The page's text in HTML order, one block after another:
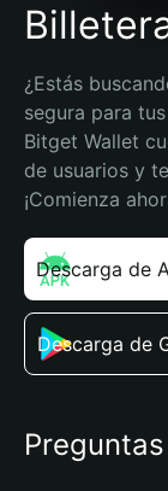
¿Estás
segura para
Bitget Wallet
de usuarios y
¡Comienza
Descarga de
Descarga de